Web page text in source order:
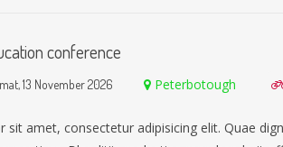
conference
13 November 2026 Peterbotough
sit amet, consectetur adipisicing elit. Quae